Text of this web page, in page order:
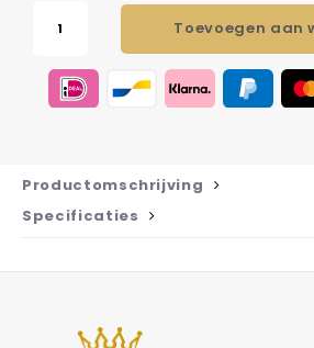
Toevoegen aan
Productomschrijving
Specificaties